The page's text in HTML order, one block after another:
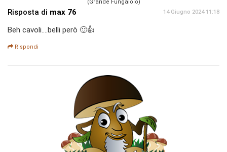
(Grande Fungaiolo)
Risposta di max 76 14 Giugno 2024 11:18
Beh cavoli....belli però 🙂👍
Rispondi